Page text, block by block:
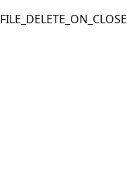
FILE_DELETE_ON_CLOSE